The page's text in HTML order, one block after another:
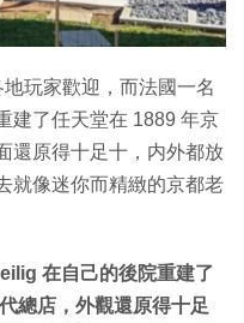
玩家歡迎，而法國一名
建了任天堂在 1889 年京
還原得十足十，内外都放
就像迷你而精緻的京都老
在自己的後院重建了
總店，外觀還原得十足